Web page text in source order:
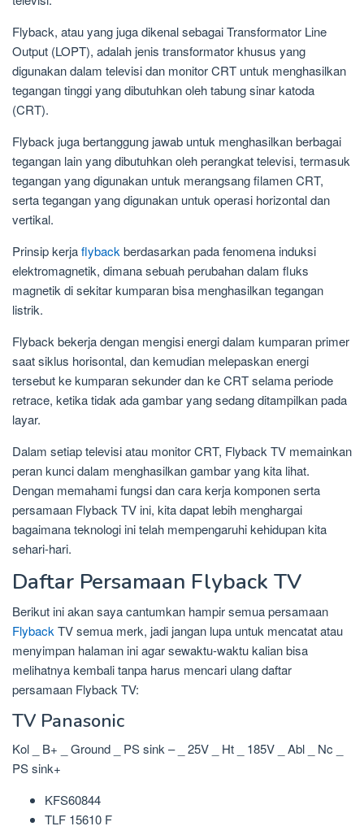
Flyback, atau yang juga dikenal sebagai Transformator Line
Output (LOPT), adalah jenis transformator khusus yang
digunakan dalam televisi dan monitor CRT untuk menghasilkan
tegangan tinggi yang dibutuhkan oleh tabung sinar katoda
(CRT).
Flyback juga bertanggung jawab untuk menghasilkan berbagai
tegangan lain yang dibutuhkan oleh perangkat televisi, termasuk
tegangan yang digunakan untuk merangsang filamen CRT,
serta tegangan yang digunakan untuk operasi horizontal dan
vertikal.
Prinsip kerjaflyback berdasarkan pada fenomena induksi
elektromagnetik, dimana sebuah perubahan dalam fluks
magnetik di sekitar kumparan bisa menghasilkan tegangan
listrik.
Flyback bekerja dengan mengisi energi dalam kumparan primer
saat siklus horisontal, dan kemudian melepaskan energi
tersebut ke kumparan sekunder dan ke CRT selama periode
retrace, ketika tidak ada gambar yang sedang ditampilkan pada
layar.
Dalam setiap televisi atau monitor CRT, Flyback TV memainkan
peran kunci dalam menghasilkan gambar yang kita lihat.
Dengan memahami fungsi dan cara kerja komponen serta
persamaan Flyback TV ini, kita dapat lebih menghargai
bagaimana teknologi ini telah mempengaruhi kehidupan kita
sehari-hari.
Daftar Persamaan Flyback TV
Berikut ini akan saya cantumkan hampir semua persamaan
Flyback TV semua merk, jadi jangan lupa untuk mencatat atau
menyimpan halaman ini agar sewaktu-waktu kalian bisa
melihatnya kembali tanpa harus mencari ulang daftar
persamaan Flyback TV:
TV Panasonic
Kol _ B+ _ Ground _ PS sink – _ 25V _ Ht _ 185V _ Abl _ Nc _
PS sink+
KFS60844
TLF 15610 F